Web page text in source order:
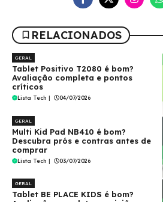
RELACIONADOS
GERAL
Tablet Positivo T2080 é bom?
Avaliação completa e pontos
críticos
Lista Tech | 04/07/2026
GERAL
Multi Kid Pad NB410 é bom?
Descubra prós e contras antes de
comprar
Lista Tech | 03/07/2026
GERAL
Tablet BE PLACE KIDS é bom?